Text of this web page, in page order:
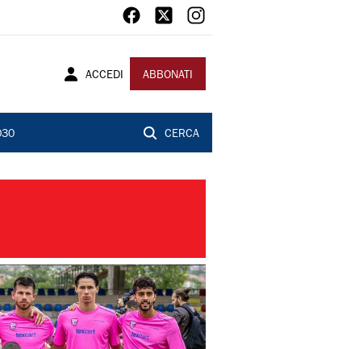
ACCEDI ABBONATI
CERCA